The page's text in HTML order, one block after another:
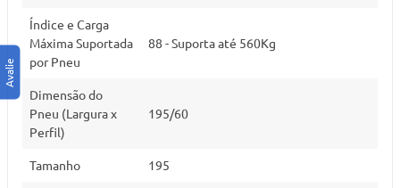
Índice e Carga
Máxima Suportada
por Pneu
88 - Suporta até 560Kg
Dimensão do
Pneu (Largura x
Perfil)
195/60
Tamanho 195